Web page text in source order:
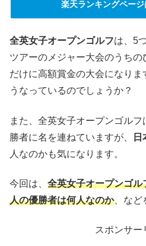
楽天ランキングページ
全英女子オープンゴルフは、5
ツアーのメジャー大会のうち
だけに高額賞金の大会になりま
うなっているのでしょうか？
また、全英女子オープンゴル
勝者に名を連ねていますが、
日
人なのかも気になります。
今回は、 全英女子オープンゴ
人の優勝者は何人なのか、など
スポンサー